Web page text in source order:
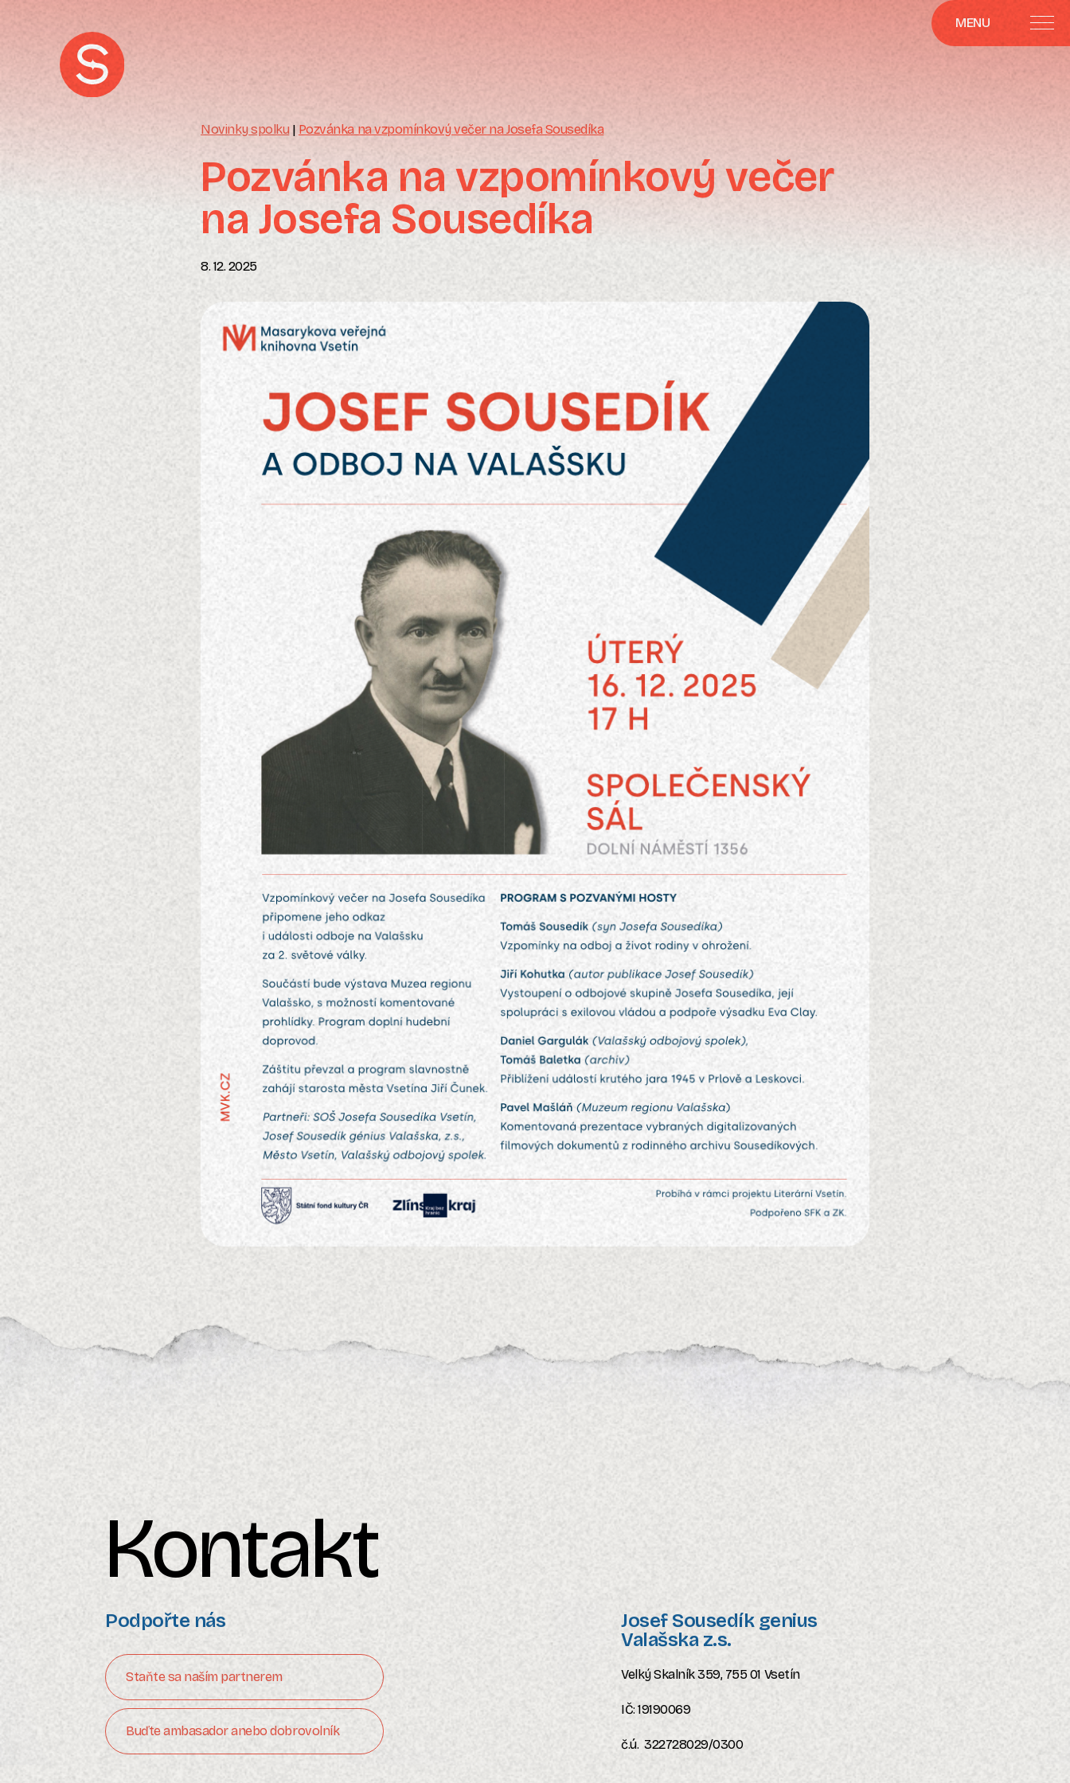
MENU
Novinky spolku | Pozvánka na vzpomínkový večer na Josefa Sousedíka
Pozvánka na vzpomínkový večer
na Josefa Sousedíka
8. 12. 2025
Kontakt
Podpořte nás
Staňte sa naším partnerem
Buďte ambasador anebo dobrovolník
Josef Sousedík genius
Valašska z.s.
Velký Skalník 359, 755 01 Vsetín
IČ: 19190069
č.ú. 322728029/0300